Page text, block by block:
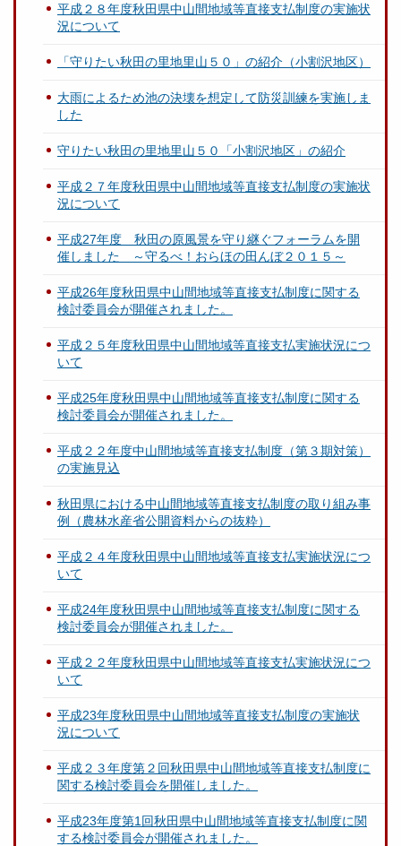
平成２８年度秋田県中山間地域等直接支払制度の実施状
況について
「守りたい秋田の里地里山５０」の紹介（小割沢地区）
大雨によるため池の決壊を想定して防災訓練を実施しま
した
守りたい秋田の里地里山５０「小割沢地区」の紹介
平成２７年度秋田県中山間地域等直接支払制度の実施状
況について
平成27年度 秋田の原風景を守り継ぐフォーラムを開
催しました ～守るべ！おらほの田んぼ２０１５～
平成26年度秋田県中山間地域等直接支払制度に関する
検討委員会が開催されました。
平成２５年度秋田県中山間地域等直接支払実施状況につ
いて
平成25年度秋田県中山間地域等直接支払制度に関する
検討委員会が開催されました。
平成２２年度中山間地域等直接支払制度（第３期対策）
の実施見込
秋田県における中山間地域等直接支払制度の取り組み事
例（農林水産省公開資料からの抜粋）
平成２４年度秋田県中山間地域等直接支払実施状況につ
いて
平成24年度秋田県中山間地域等直接支払制度に関する
検討委員会が開催されました。
平成２２年度秋田県中山間地域等直接支払実施状況につ
いて
平成23年度秋田県中山間地域等直接支払制度の実施状
況について
平成２３年度第２回秋田県中山間地域等直接支払制度に
関する検討委員会を開催しました。
平成23年度第1回秋田県中山間地域等直接支払制度に関
する検討委員会が開催されました。